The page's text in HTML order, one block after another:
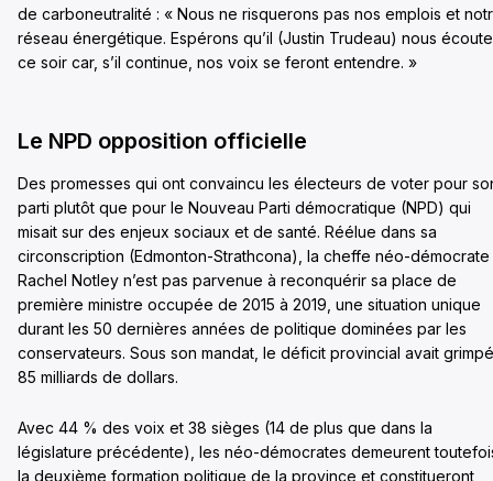
de carboneutralité : « Nous ne risquerons pas nos emplois et
réseau énergétique. Espérons qu’il (Justin Trudeau) nous écoute
ce soir car, s’il continue, nos voix se feront entendre. »
Le NPD opposition officielle
Des promesses qui ont convaincu les électeurs de voter pour
parti plutôt que pour le Nouveau Parti démocratique (NPD) qui
misait sur des enjeux sociaux et de santé. Réélue dans sa
circonscription (Edmonton-Strathcona), la cheffe néo-démocrate
Rachel Notley n’est pas parvenue à reconquérir sa place de
première ministre occupée de 2015 à 2019, une situation unique
durant les 50 dernières années de politique dominées par les
conservateurs. Sous son mandat, le déficit provincial avait
85 milliards de dollars.
Avec 44 % des voix et 38 sièges (14 de plus que dans la
législature précédente), les néo-démocrates demeurent
la deuxième formation politique de la province et constitueront